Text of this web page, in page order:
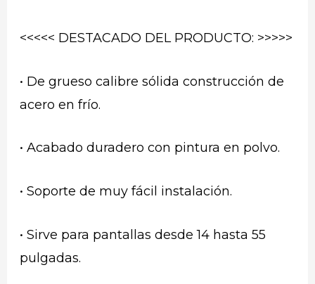
<<<<< DESTACADO DEL PRODUCTO: >>>>>
• De grueso calibre sólida construcción de
acero en frío.
• Acabado duradero con pintura en polvo.
• Soporte de muy fácil instalación.
• Sirve para pantallas desde 14 hasta 55
pulgadas.